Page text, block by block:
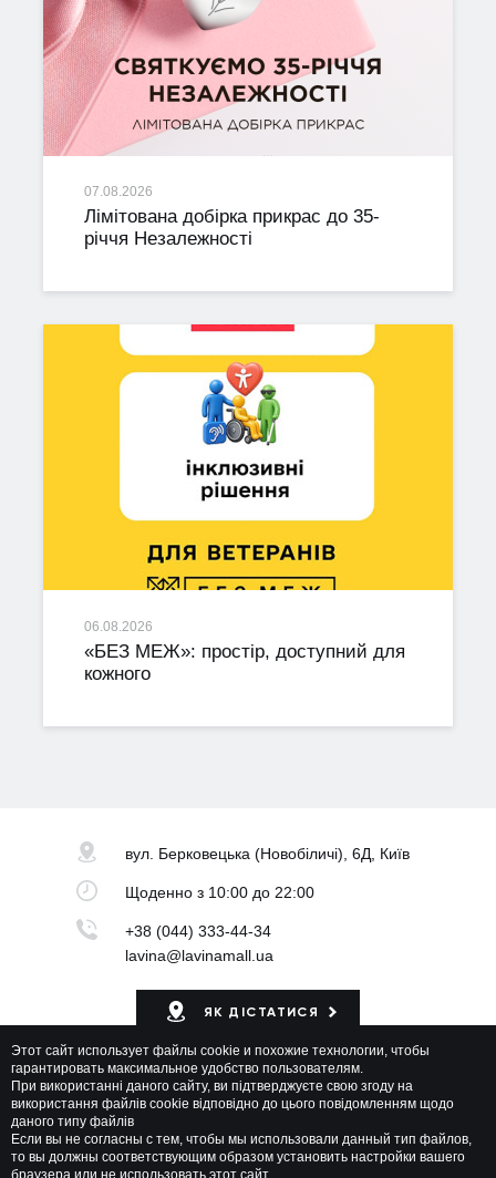
07.08.2026
Лімітована добірка прикрас до 35-
річчя Незалежності
06.08.2026
«БЕЗ МЕЖ»: простір, доступний для
кожного
вул. Берковецька(Новобіличі), 6Д, Київ
Щоденноз 10:00 до 22:00
+38 (044) 333-44-34
lavina@lavinamall.ua
ЯК ДІСТАТИСЯ
Мапа ТРЦ
Этот сайт использует файлы cookie и похожие технологии, чтобы
гарантировать максимальное удобство пользователям.
При використанні даного сайту, ви підтверджуєте свою згоду на
використання файлів cookie відповідно до цього повідомленням щодо
даного типу файлів
Если вы не согласны с тем, чтобы мы использовали данный тип файлов,
то вы должны соответствующим образом установить настройки вашего
браузера или не использовать этот сайт.